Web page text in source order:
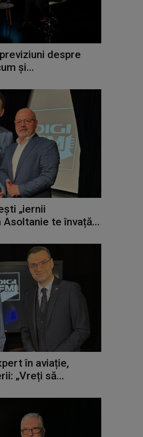
despre
și...
„iernii
Asoltanie te învață...
în aviație,
„Vreți să...